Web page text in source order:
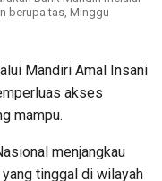
berupa tas, Minggu
Mandiri Amal Insani
akses
mampu.
menjangkau
tinggal di wilayah